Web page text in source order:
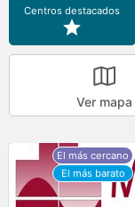
Centros destacados
Ver mapa